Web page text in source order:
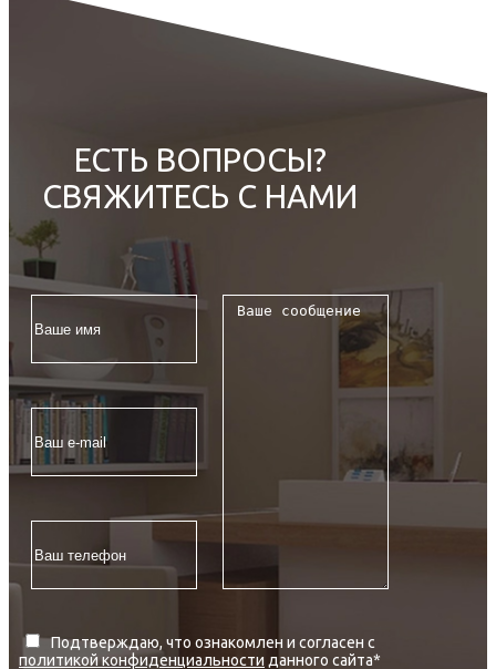
ЕСТЬ ВОПРОСЫ?
СВЯЖИТЕСЬ С НАМИ
Подтверждаю, что ознакомлен и согласен с
политикой конфиденциальности данного сайта*